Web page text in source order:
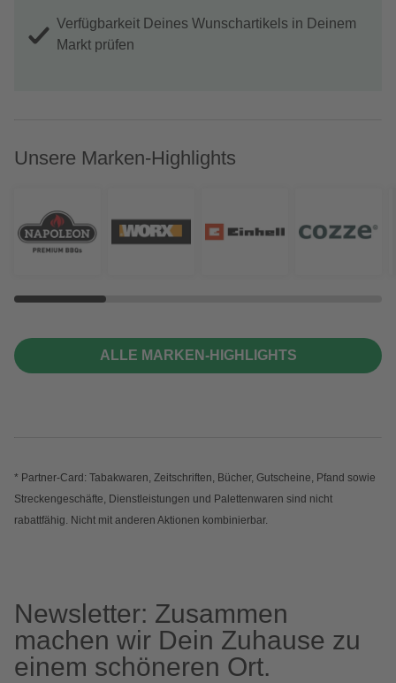
Verfügbarkeit Deines Wunschartikels in Deinem
Markt prüfen
Unsere Marken-Highlights
ALLE MARKEN-HIGHLIGHTS
* Partner-Card: Tabakwaren, Zeitschriften, Bücher, Gutscheine, Pfand sowie
Streckengeschäfte, Dienstleistungen und Palettenwaren sind nicht
rabattfähig. Nicht mit anderen Aktionen kombinierbar.
Newsletter: Zusammen
machen wir Dein Zuhause zu
einem schöneren Ort.